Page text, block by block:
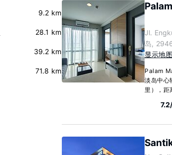
9.2 km
28.1 km
39.2 km
71.8 km
Jl.
岛,
显示地图
Palam
淡岛中心
里），